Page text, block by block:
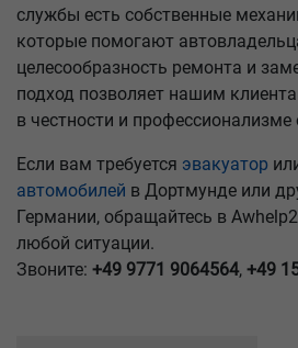
службы есть собственные
которые помогают
целесообразность ремонта и
подход позволяет нашим
в честности и
Если вам требуется эвакуатор
автомобилей в Дортмунде или
Германии, обращайтесь в
любой ситуации.
Звоните: +49 9771 9064564, +49